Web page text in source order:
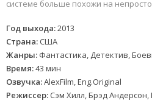
системе больше похожи на
Год выхода:2013
Страна: США
Жанры: Фантастика, Детектив,
Время:43 мин
Озвучка:AlexFilm, Eng.Original
Режиссер: Сэм Хилл, Брэд